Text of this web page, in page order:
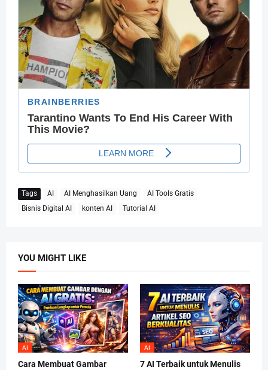
Tags AI AI Menghasilkan Uang
AI Tools Gratis
Bisnis Digital AI
konten AI Tutorial AI
YOU MIGHT LIKE
AI
Cara Membuat Gambar
AI
7 AI Terbaik untuk Menulis